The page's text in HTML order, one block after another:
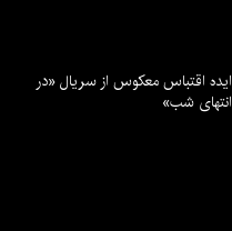
ایده اقتباس معکوس از سریال «در
انتهای شب»